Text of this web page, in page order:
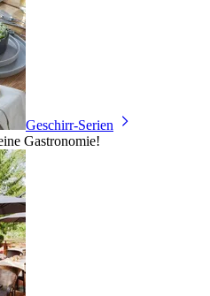
Geschirr-Serien
Gastronomie!